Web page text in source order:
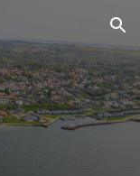
Skip to navigation